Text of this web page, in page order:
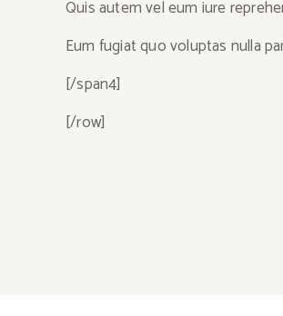
Quis autem vel eum iure
Eum fugiat quo voluptas nulla
[/span4]
[/row]